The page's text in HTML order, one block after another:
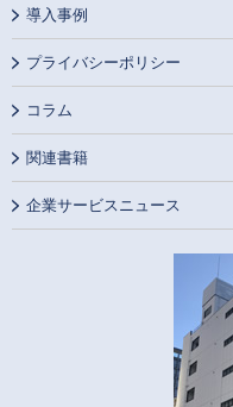
導入事例
プライバシーポリシー
コラム
関連書籍
企業サービスニュース